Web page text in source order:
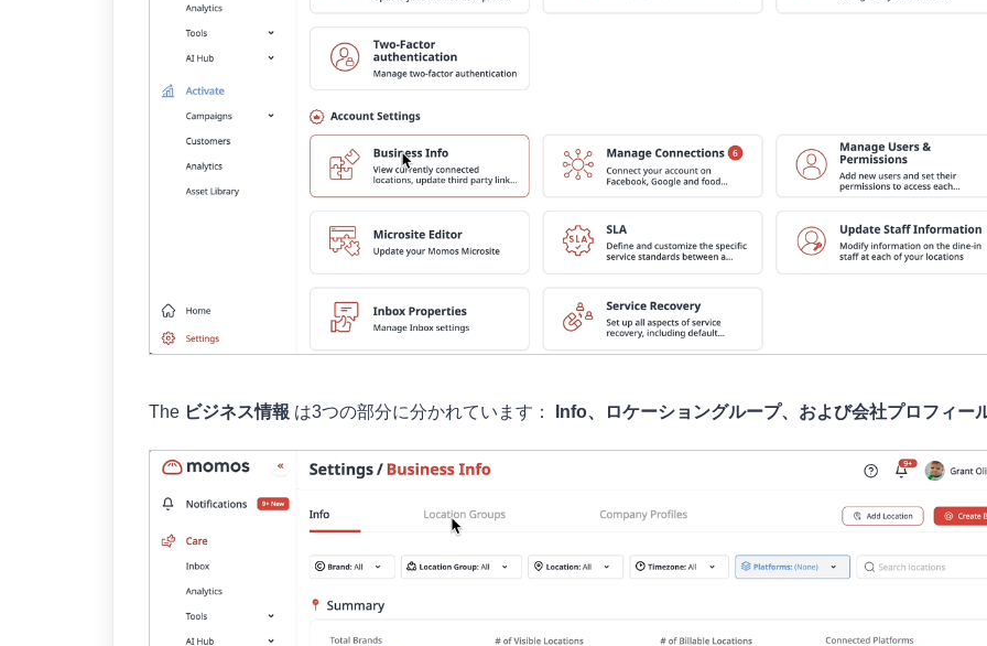
The ビジネス情報 は3つの部分に分かれています： nfo、ロケーショングループ、および会社プロフィー